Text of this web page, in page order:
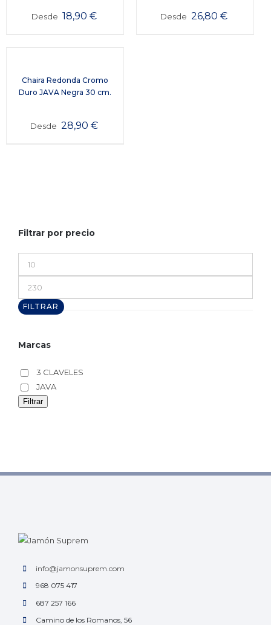
Desde 18,90 € Desde 26,80€
Chaira Redonda Cromo
Duro JAVA Negra 30 cm.
Desde 28,90 €
Filtrar por precio
mínimo
máximo
FILTRAR
Marcas
3 CLAVELES
JAVA
Filtrar
info@jamonsuprem.com
968 075 417
687 257 166
Camino de los Romanos, 56